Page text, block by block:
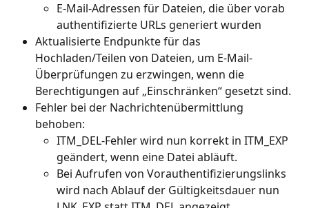
E-Mail-Adressen für Dateien, die über vorab
authentifizierte URLs generiert wurden
Aktualisierte Endpunkte für das
Hochladen/Teilen von Dateien, um E-Mail-
Überprüfungen zu erzwingen, wenn die
Berechtigungen auf „Einschränken“ gesetzt sind.
Fehler bei der Nachrichtenübermittlung
behoben:
ITM_DEL-Fehler wird nun korrekt in ITM_EXP
geändert, wenn eine Datei abläuft.
Bei Aufrufen von Vorauthentifizierungslinks
wird nach Ablauf der Gültigkeitsdauer nun